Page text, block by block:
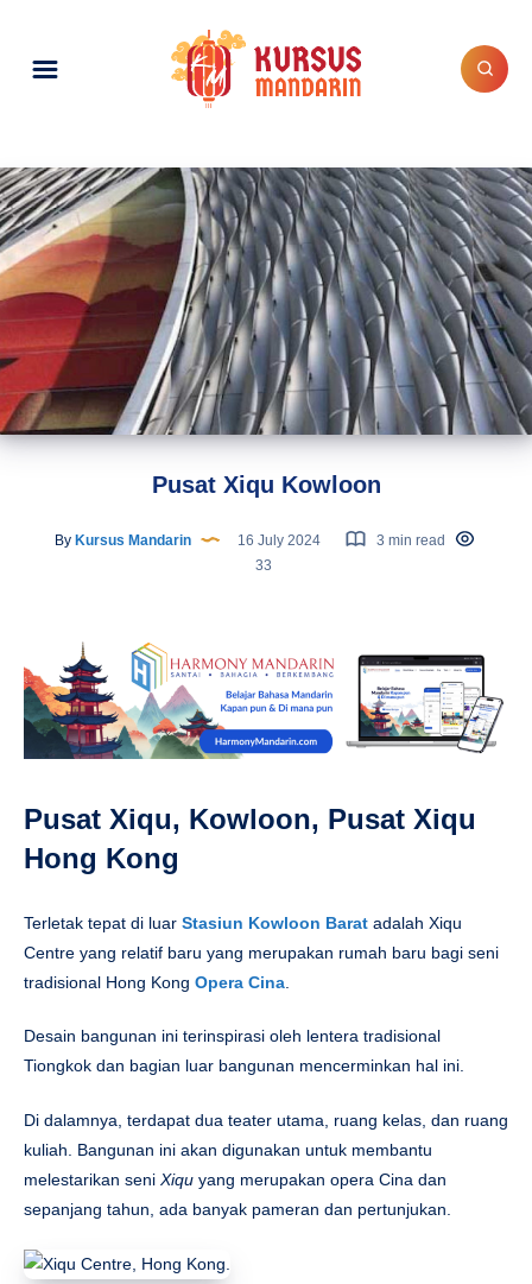
Pusat Xiqu Kowloon
By Kursus Mandarin 16 July 2024
3 min read
33
Pusat Xiqu, Kowloon, Pusat Xiqu
Hong Kong
Terletak tepat di luar Stasiun Kowloon Barat adalah Xiqu
Centre yang relatif baru yang merupakan rumah baru bagi seni
tradisional Hong Kong Opera Cina
Desain bangunan ini terinspirasi oleh lentera tradisional
Tiongkok dan bagian luar bangunan mencerminkan hal ini.
Di dalamnya, terdapat dua teater utama, ruang kelas, dan ruang
kuliah. Bangunan ini akan digunakan untuk membantu
melestarikan seni Xiqu yang merupakan opera Cina dan
sepanjang tahun, ada banyak pameran dan pertunjukan.